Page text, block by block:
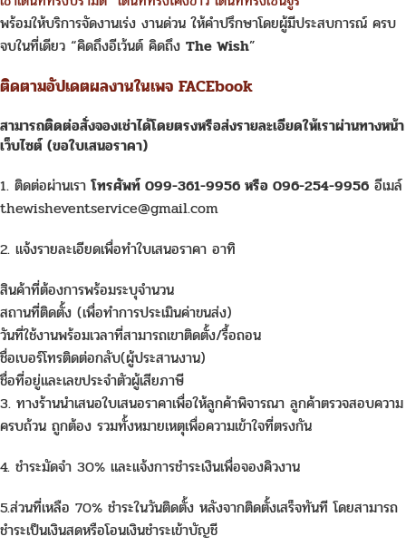
พร้อมให้บริการจัดงานเร่ง งานด่วน ให้คำปรึกษาโดยผู้มีประสบการณ์ ครบ
จบในที่เดียว “คิดถึงอีเว้นต์ คิดถึง The Wish”
ติดตามอัปเดตผลงานในเพจ FACEbook
สามารถติดต่อสั่งจองเช่าได้โดยตรงหรือส่งรายละเอียดให้เราผ่านทางหน้า
เว็บไซต์ (ขอใบเสนอราคา)
1. ติดต่อผ่านเราโทรศัพท์ 099-361-9956 หรือ 096-254-9956 อีเมล์
thewisheventservice@gmail.com
2. แจ้งรายละเอียดเพื่อทำใบเสนอราคา อาทิ
สินค้าที่ต้องการพร้อมระบุจำนวน
สถานที่ติดตั้ง (เพื่อทำการประเมินค่าขนส่ง)
วันที่ใช้งานพร้อมเวลาที่สามารถเขาติดตั้ง/รื้อถอน
ชื่อเบอร์โทรติดต่อกลับ(ผู้ประสานงาน)
ชื่อที่อยู่และเลขประจำตัวผู้เสียภาษี
3. ทางร้านนำเสนอใบเสนอราคาเพื่อให้ลูกค้าพิจารณา ลูกค้าตรวจสอบความ
ครบถ้วน ถูกต้อง รวมทั้งหมายเหตุเพื่อความเข้าใจที่ตรงกัน
4. ชำระมัดจำ 30% และแจ้งการชำระเงินเพื่อจองคิวงาน
5.ส่วนที่เหลือ 70% ชำระในวันติดตั้ง หลังจากติดตั้งเสร็จทันที โดยสามารถ
ชำระเป็นเงินสดหรือโอนเงินชำระเข้าบัญชี